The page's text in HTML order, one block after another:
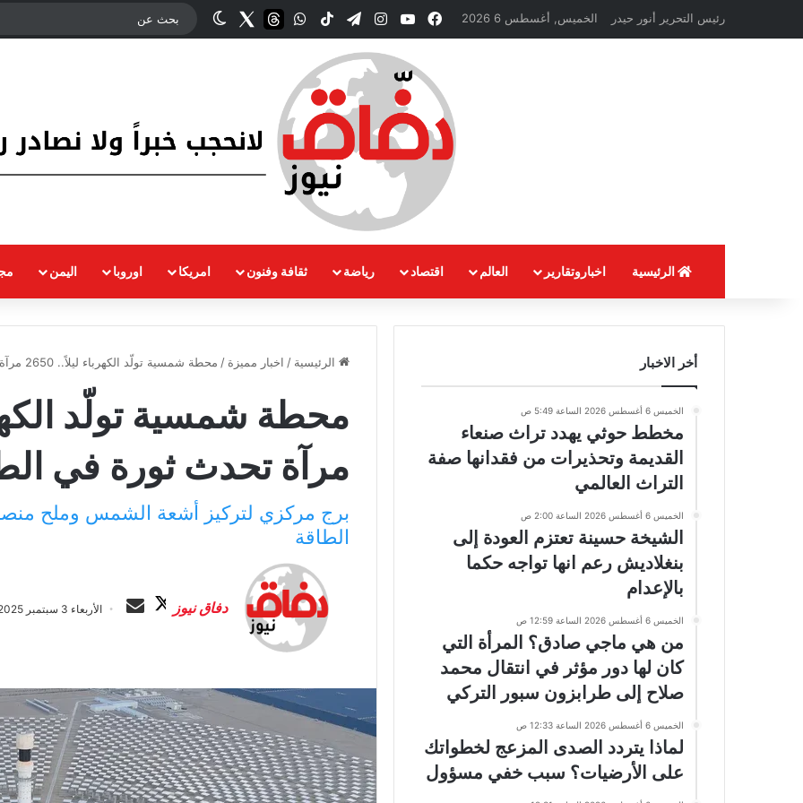
رئيس التحرير أنور حيدر الخميس, أغسطس 6 2026 فيسبوك‫YouTubeانستقرام
تيلقرام ‫TikTokواتسابthreads
Twitterالوضع المظلم
الرئيسية اخباروتقارير العالم اقتصاد رياضة ثقافة وفنون امريكا اوروبا اليمن
الرئيسية / اخبار مميزة / محطة شمسية تولّد الكهرباء ليلاً.. 2650 مرآة تحدث ثورة في الطاقة النظيفة
مرآة تحدث ثورة في
برج مركزي لتركيز أشعة الشمس وملح
الطاقة
دفاق نيوز
ا
ب
ل
ى
X
ر
ي
د
ا
إ
ل
الأربعاء 3 سبتمبر 2025 الساعة 6:14 ص
أخر الاخبار
الخميس 6 أغسطس 2026 الساعة 5:49 ص
مخطط حوثي يهدد تراث صنعاء
القديمة وتحذيرات من فقدانها صفة
التراث العالمي
الخميس 6 أغسطس 2026 الساعة 2:00 ص
الشيخة حسينة تعتزم العودة إلى
بنغلاديش رعم انها تواجه حكما
بالإعدام
الخميس 6 أغسطس 2026 الساعة 12:59 ص
من هي ماجي صادق؟ المرأة التي
كان لها دور مؤثر في انتقال محمد
صلاح إلى طرابزون سبور التركي
الخميس 6 أغسطس 2026 الساعة 12:33 ص
لماذا يتردد الصدى المزعج لخطواتك
على الأرضيات؟ سبب خفي مسؤول